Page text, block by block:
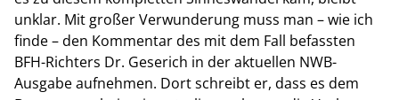
unklar. Mit großer Verwunderung muss man – wie ich
finde – den Kommentar des mit dem Fall befassten
BFH-Richters Dr. Geserich in der aktuellen NWB-
Ausgabe aufnehmen. Dort schreibt er, dass es dem